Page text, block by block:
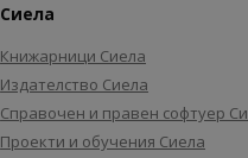
Сиела
Книжарници Сиела
Издателство Сиела
Справочен и правен софтуер
Проекти и обучения Сиела